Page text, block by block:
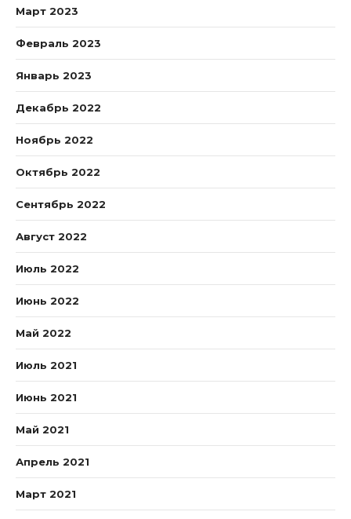
Март 2023
Февраль 2023
Январь 2023
Декабрь 2022
Ноябрь 2022
Октябрь 2022
Сентябрь 2022
Август 2022
Июль 2022
Июнь 2022
Май 2022
Июль 2021
Июнь 2021
Май 2021
Апрель 2021
Март 2021